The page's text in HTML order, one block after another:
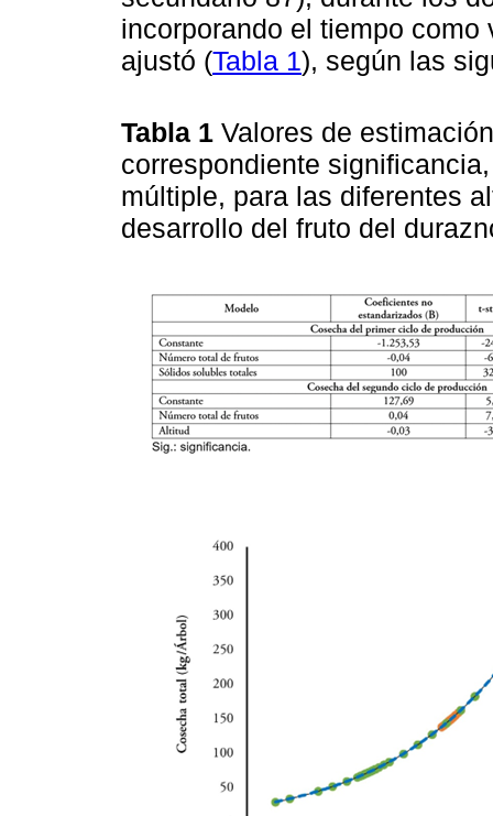
incorporando el tiempo
ajustó (Tabla 1), según las
Tabla 1 Valores de
correspondiente
múltiple, para las diferentes
desarrollo del fruto del